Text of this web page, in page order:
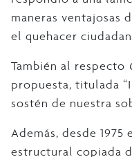
maneras ventajosas
el quehacer
También al respecto
propuesta, titulada
sostén de nuestra
Además, desde
estructural copiada